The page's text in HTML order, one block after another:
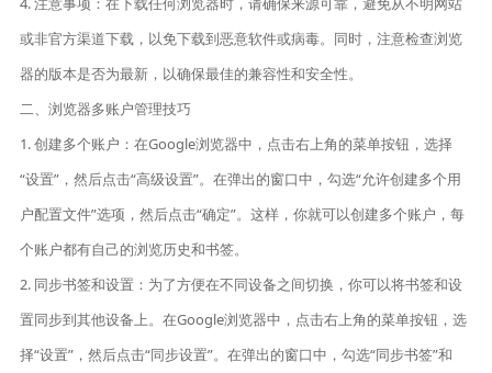
或非官方渠道下载，以免下载到恶意软件或病毒。同时，注意检查浏览
器的版本是否为最新，以确保最佳的兼容性和安全性。
二、浏览器多账户管理技巧
1. 创建多个账户：在Google浏览器中，点击右上角的菜单按钮，选择
“设置”，然后点击“高级设置”。在弹出的窗口中，勾选“允许创建多个用
户配置文件”选项，然后点击“确定”。这样，你就可以创建多个账户，每
个账户都有自己的浏览历史和书签。
2. 同步书签和设置：为了方便在不同设备之间切换，你可以将书签和设
置同步到其他设备上。在Google浏览器中，点击右上角的菜单按钮，选
择“设置”，然后点击“同步设置”。在弹出的窗口中，勾选“同步书签”和